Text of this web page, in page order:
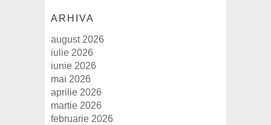
ARHIVA
august 2026
iulie 2026
iunie 2026
mai 2026
aprilie 2026
martie 2026
februarie 2026